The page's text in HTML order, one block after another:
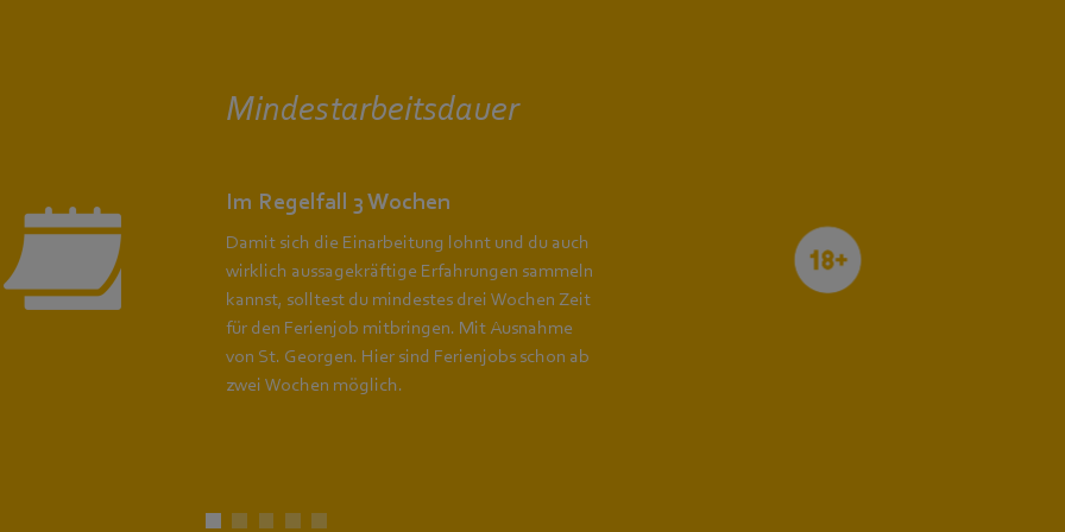
Mindestarbeitsdauer
Im Regelfall 3 Wochen
Damit sich die Einarbeitung lohnt und du auch
wirklich aussagekräftige Erfahrungen sammeln
kannst, solltest du mindestes drei Wochen Zeit
für den Ferienjob mitbringen. Mit Ausnahme
von St. Georgen. Hier sind Ferienjobs schon ab
zwei Wochen möglich.